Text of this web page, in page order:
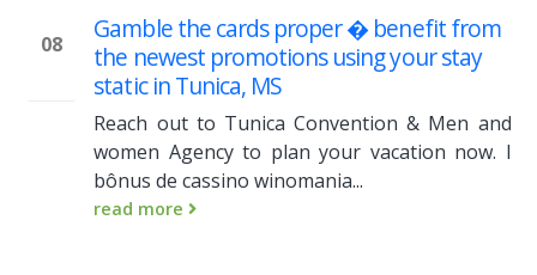
from
stay
& Men and
now. I
08
Aug
Objevte vzrušující svět
-1972974421
Ponořte se do světa
najdete širokou nabídku her a
Přidejte se k nám a zažijte
read more